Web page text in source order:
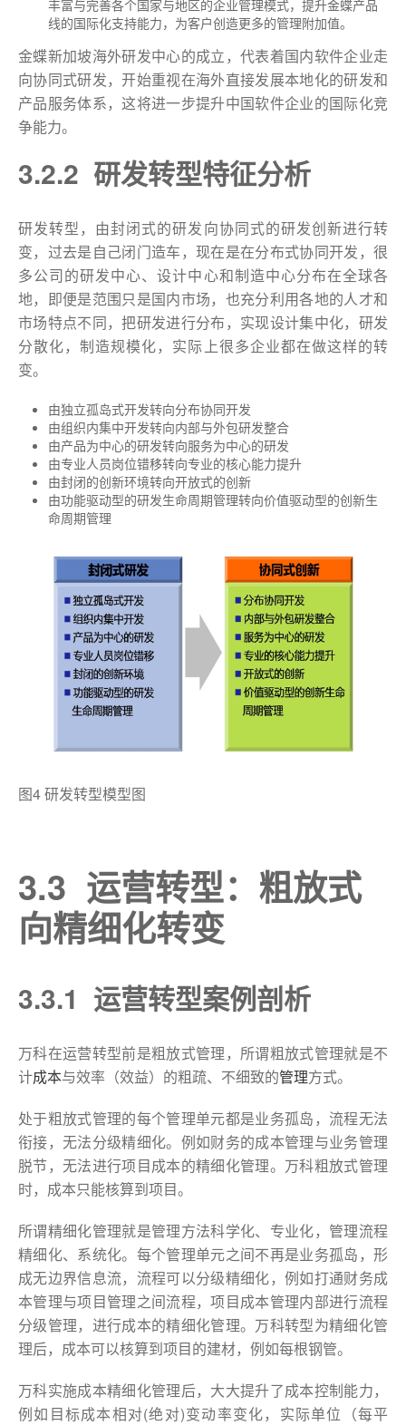
丰富与完善各个国家与地区的企业管理模式，提升金蝶产品
线的国际化支持能力，为客户创造更多的管理附加值。
金蝶新加坡海外研发中心的成立，代表着国内软件企业走
向协同式研发，开始重视在海外直接发展本地化的研发和
产品服务体系，这将进一步提升中国软件企业的国际化竞
争能力。
3.2.2 研发转型特征分析
研发转型，由封闭式的研发向协同式的研发创新进行转
变，过去是自己闭门造车，现在是在分布式协同开发，很
多公司的研发中心、设计中心和制造中心分布在全球各
地，即便是范围只是国内市场，也充分利用各地的人才和
市场特点不同，把研发进行分布，实现设计集中化，研发
分散化，制造规模化，实际上很多企业都在做这样的转
变。
由独立孤岛式开发转向分布协同开发
由组织内集中开发转向内部与外包研发整合
由产品为中心的研发转向服务为中心的研发
由专业人员岗位错移转向专业的核心能力提升
由封闭的创新环境转向开放式的创新
由功能驱动型的研发生命周期管理转向价值驱动型的创新生
命周期管理
图4 研发转型模型图
3.3 运营转型：粗放式
向精细化转变
3.3.1 运营转型案例剖析
万科在运营转型前是粗放式管理，所谓粗放式管理就是不
计成本与效率（效益）的粗疏、不细致的管理方式。
处于粗放式管理的每个管理单元都是业务孤岛，流程无法
衔接，无法分级精细化。例如财务的成本管理与业务管理
脱节，无法进行项目成本的精细化管理。万科粗放式管理
时，成本只能核算到项目。
所谓精细化管理就是管理方法科学化、专业化，管理流程
精细化、系统化。每个管理单元之间不再是业务孤岛，形
成无边界信息流，流程可以分级精细化，例如打通财务成
本管理与项目管理之间流程，项目成本管理内部进行流程
分级管理，进行成本的精细化管理。万科转型为精细化管
理后，成本可以核算到项目的建材，例如每根钢管。
万科实施成本精细化管理后，大大提升了成本控制能力，
例如目标成本相对(绝对)变动率变化，实际单位（每平